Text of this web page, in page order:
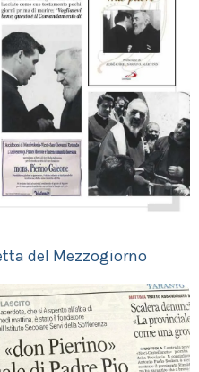
del Mezzogiorno